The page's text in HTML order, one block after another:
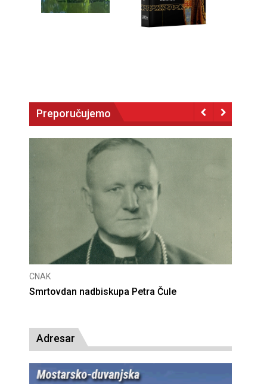
Preporučujemo
CNAK
Deseta obljetnica poništenja komunističke
Adresar